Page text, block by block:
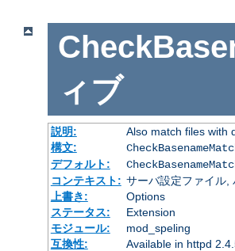
ィブ
説明:
Also match files with
構文:
デフォルト:
コンテキスト: サーバ設定ファイル,
上書き:
Options
ステータス:
Extension
モジュール:
mod_speling
互換性:
Available in httpd